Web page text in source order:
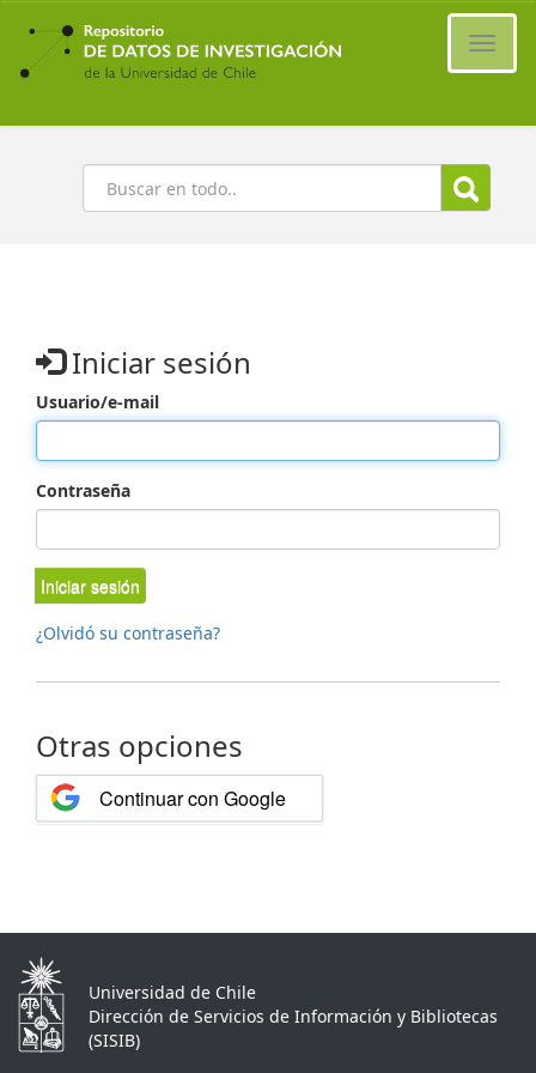
Ir
contenido
principal
Buscar
Iniciar sesión
Usuario/e-mail
Contraseña
Iniciar sesión
¿Olvidó su contraseña?
Otras opciones
Continuar con Google
Universidad de Chile
Dirección de Servicios de Información y Bibliotecas
(SISIB)